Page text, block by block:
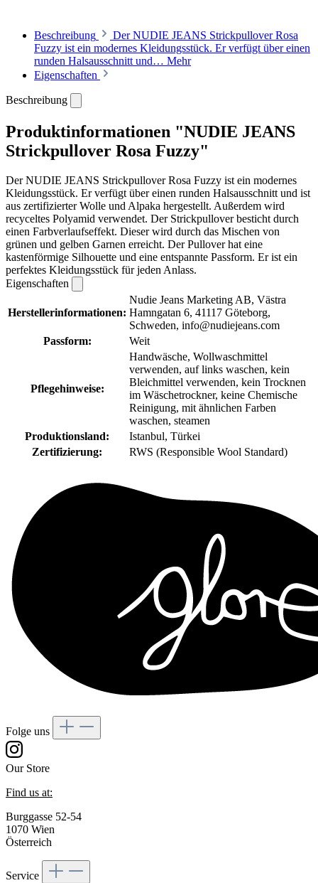
Beschreibung
Der NUDIE JEANS Strickpullover Rosa
Fuzzy ist ein modernes Kleidungsstück. Er verfügt über einen
runden Halsausschnitt und… Mehr
Eigenschaften
Beschreibung
Produktinformationen "NUDIE JEANS
Strickpullover Rosa Fuzzy"
Der NUDIE JEANS Strickpullover Rosa Fuzzy ist ein modernes
Kleidungsstück. Er verfügt über einen runden Halsausschnitt und ist
aus zertifizierter Wolle und Alpaka hergestellt. Außerdem wird
recyceltes Polyamid verwendet. Der Strickpullover besticht durch
einen Farbverlaufseffekt. Dieser wird durch das Mischen von
grünen und gelben Garnen erreicht. Der Pullover hat eine
kastenförmige Silhouette und eine entspannte Passform. Er ist ein
perfektes Kleidungsstück für jeden Anlass.
Eigenschaften
Herstellerinformationen:
Nudie Jeans Marketing AB, Västra
Hamngatan 6, 41117 Göteborg,
Schweden, info@nudiejeans.com
Passform:
Weit
Pflegehinweise:
Handwäsche, Wollwaschmittel
verwenden, auf links waschen, kein
Bleichmittel verwenden, kein Trocknen
im Wäschetrockner, keine Chemische
Reinigung, mit ähnlichen Farben
waschen, steamen
Produktionsland:
Istanbul, Türkei
Zertifizierung:
RWS (Responsible Wool Standard)
Folge uns
Our Store
Find us at:
Burggasse 52-54
1070 Wien
Österreich
Service